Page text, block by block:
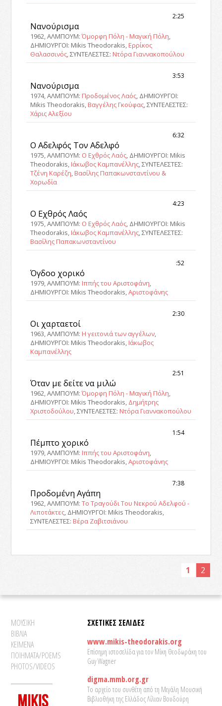
2:25
Νανούρισμα
1962, ΑΛΜΠΟΥΜ:Όμορφη Πόλη - Μαγική Πόλη,
ΔΗΜΙΟΥΡΓΟΙ: Mikis Theodorakis, Ερρίκος
Θαλασσινός, ΣΥΝΤΕΛΕΣΤΕΣ: Ντόρα Γιαννακοπούλου
3:53
Νανούρισμα
1974, ΑΛΜΠΟΥΜ: Προδομένος Λαός, ΔΗΜΙΟΥΡΓΟΙ:
Mikis Theodorakis, Βαγγέλης Γκούφας, ΣΥΝΤΕΛΕΣΤΕΣ:
Χάρις Αλεξίου
6:32
Ο Αδελφός Τον Αδελφό
1975, ΑΛΜΠΟΥΜ: Ο Εχθρός Λαός, ΔΗΜΙΟΥΡΓΟΙ: Mikis
Theodorakis, Ιάκωβος Καμπανέλλης, ΣΥΝΤΕΛΕΣΤΕΣ:
Τζένη Καρέζη, Βασίλης Παπακωνσταντίνου &
Χορωδία
4:23
Ο Εχθρός Λαός
1975, ΑΛΜΠΟΥΜ: Ο Εχθρός Λαός, ΔΗΜΙΟΥΡΓΟΙ: Mikis
Theodorakis, Ιάκωβος Καμπανέλλης, ΣΥΝΤΕΛΕΣΤΕΣ:
Βασίλης Παπακωνσταντίνου
:52
Όγδοο χορικό
1979, ΑΛΜΠΟΥΜ: Ιππής του Αριστοφάνη,
ΔΗΜΙΟΥΡΓΟΙ: Mikis Theodorakis,Αριστοφάνης
2:30
Οι χαρταετοί
1963, ΑΛΜΠΟΥΜ: Η γειτονιά των αγγέλων,
ΔΗΜΙΟΥΡΓΟΙ: Mikis Theodorakis, Ιάκωβος
Καμπανέλλης
2:51
Όταν με δείτε να μιλώ
1962, ΑΛΜΠΟΥΜ:Όμορφη Πόλη - Μαγική Πόλη,
ΔΗΜΙΟΥΡΓΟΙ: Mikis Theodorakis, Δημήτρης
Χριστοδούλου, ΣΥΝΤΕΛΕΣΤΕΣ: Ντόρα Γιαννακοπούλου
1:54
Πέμπτο χορικό
1979, ΑΛΜΠΟΥΜ: Ιππής του Αριστοφάνη,
ΔΗΜΙΟΥΡΓΟΙ: Mikis Theodorakis,Αριστοφάνης
7:38
Προδομένη Αγάπη
1962, ΑΛΜΠΟΥΜ:Το Τραγούδι Του Νεκρού Αδελφού -
Λιποτάκτες, ΔΗΜΙΟΥΡΓΟΙ: Mikis Theodorakis,
ΣΥΝΤΕΛΕΣΤΕΣ: Βέρα Ζαβιτσιάνου
1 2
ΜΟΥΣΙΚΗ
ΒΙΒΛΙΑ
ΚΕΙΜΕΝΑ
ΠΟΙΗΜΑΤΑ/POEMS
PHOTOS/VIDEOS
ΣΧΕΤΙΚΕΣ ΣΕΛΙΔΕΣ
www.mikis-theodorakis.org
Επίσημη ιστοσελίδα για τον Μίκη Θεοδωράκη του
Guy Wagner
digma.mmb.org.gr
Το αρχείο του συνθέτη από τη Μεγάλη Μουσική
Βιβλιοθήκη της Ελλάδος Λίλιαν Βουδούρη